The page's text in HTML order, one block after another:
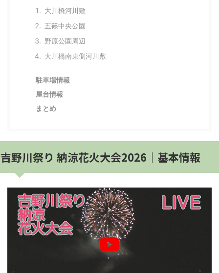
大川橋河川敷
五篠中央公園
野原公園周辺
大川橋南東側河川敷
駐車場情報
屋台情報
まとめ
吉野川祭り 納涼花火大会2026│基本情報